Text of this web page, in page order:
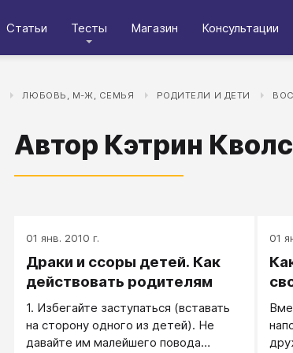
Статьи Тесты Магазин Консультации
ЛЮБОВЬ, М-Ж, СЕМЬЯ РОДИТЕЛИ И ДЕТИ
Автор Кэтрин Кволс
01 янв. 2010 г.
Драки и ссоры детей. Как
действовать родителям
1. Избегайте заступаться (вставать
на сторону одного из детей). Не
давайте им малейшего повода
01